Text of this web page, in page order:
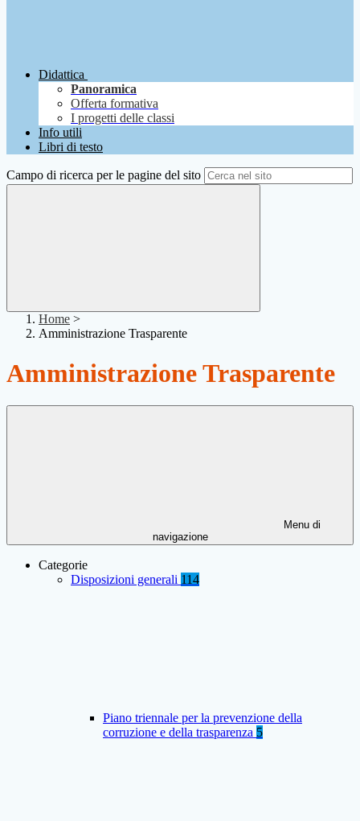
Didattica
Panoramica
Offerta formativa
I progetti delle classi
Info utili
Libri di testo
Campo di ricerca per le pagine del sito
Home >
Amministrazione Trasparente
Amministrazione Trasparente
Menu di
navigazione
Categorie
Disposizioni generali 114
Piano triennale per la prevenzione della
corruzione e della trasparenza 5